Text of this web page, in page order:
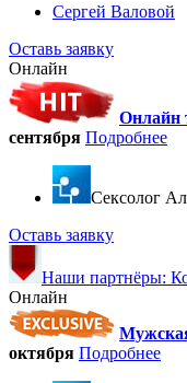
Сергей Валовой
Оставь заявку
Онлайн
Онлайн
сентября Подробнее
Cексолог
Оставь заявку
Наши партнёры:
Онлайн
октября Подробнее